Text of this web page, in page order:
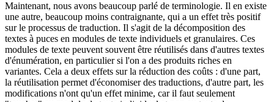
Maintenant, nous avons beaucoup parlé de terminologie. Il en existe
une autre, beaucoup moins contraignante, qui a un effet très positif
sur le processus de traduction. Il s'agit de la décomposition des
textes à puces en modules de texte individuels et granulaires. Ces
modules de texte peuvent souvent être réutilisés dans d'autres textes
d'énumération, en particulier si l'on a des produits riches en
variantes. Cela a deux effets sur la réduction des coûts : d'une part,
la réutilisation permet d'économiser des traductions, d'autre part, les
modifications n'ont qu'un effet minime, car il faut seulement